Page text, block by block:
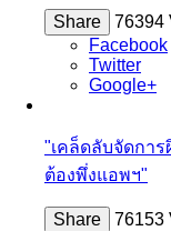
Share
76394
Facebook
Twitter
Google+
"เคล็ดลับจัดการ
ต้องพึ่งแอพฯ"
Share
76153